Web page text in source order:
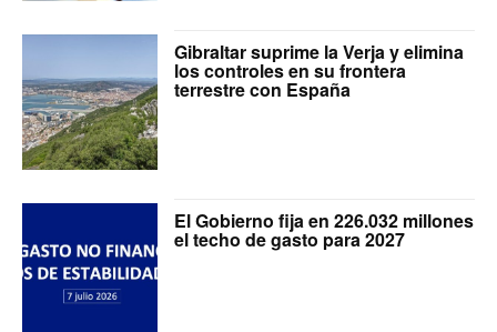
Gibraltar suprime la Verja y elimina
los controles en su frontera
terrestre con España
El Gobierno fija en 226.032 millones
el techo de gasto para 2027